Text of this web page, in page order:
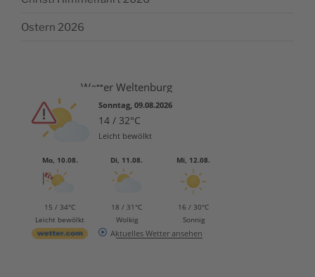
Ostern 2026
Wetter Weltenburg
Sonntag, 09.08.2026
14 / 32°C
Leicht bewölkt
Mo, 10.08.
15 / 34°C
Leicht bewölkt
Di, 11.08.
18 / 31°C
Wolkig
Mi, 12.08.
16 / 30°C
Sonnig
Aktuelles Wetter ansehen